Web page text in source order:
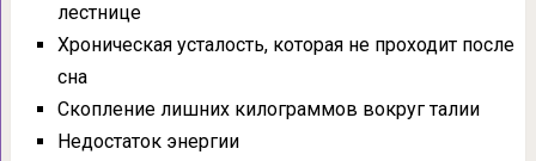
лестнице
Хроническая усталость, которая не проходит после
сна
Скопление лишних килограммов вокруг талии
Недостаток энергии